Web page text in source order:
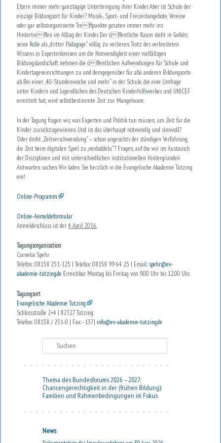
Eltern immer mehr ganztägige Unterbringung ihrer Kinder. Aber ist Schule der
einzige Bildungsort für Kinder? Musik-, Sport- und Freizeitangebote, Vereine
oder gar selbstorganisierte Treffpunkte geraten immer mehr ins
Hintertreffen im Alltag der Kinder. Der öffentliche Raum steht in Gefahr,
seine Rolle als „dritter Pädagoge“ völlig zu verlieren. Trotz des verbreiteten
Wissens in Expertenkreisen um die Notwendigkeit einer vielfältigen
Bildungslandschaft nehmen die öffentlichen Aufwendungen für Schule und
Kindertageseinrichtungen zu und demgegenüber für alle anderen Bildungsorte
ab. Bei einer „40-Stundenwoche und mehr“ in der Schule, die eine Umfrage
unter Kindern und Jugendlichen des Deutschen Kinderhilfswerkes und UNICEF
ermittelt hat, wird selbstbestimmte Zeit zur Mangelware.
In der Tagung fragen wir, was Experten und Politik tun müssen, um Zeit für die
Kinder zurückzugewinnen. Und ist das überhaupt notwendig und sinnvoll?
Oder droht „Zeitverschwendung“ – schon angesichts der ständigen Verführung,
die Zeit beim digitalen Spiel zu „verdaddeln“? Fragen, auf die wir im Austausch
der Disziplinen und mit unterschiedlichen institutionellen Hintergründen
Antworten suchen. Wir laden Sie herzlich in die Evangelische Akademie Tutzing
ein!
Online-Programm
Online-Anmeldeformular
Anmeldeschluss ist der4. April 2016.
Tagungsorganisation
Cornelia Spehr
Telefon: 08158 251-125 | Telefax: 08158 99 64 25 | Email: spehr@ev-
akademie-tutzing.de Erreichbar Montag bis Freitag von 9.00 Uhr bis 12.00 Uhr.
Tagungsort
Evangelische Akademie Tutzing
Schlossstraße 2+4 | 82327 Tutzing
Telefon: 08158 / 251-0 | Fax: -137| info@ev-akademie-tutzing.de
Suchen
Thema des Bundesforums 2026 – 2027:
Chancengerechtigkeit in der (frühen Bildung):
Familien und Rahmenbedingungen im Fokus
News